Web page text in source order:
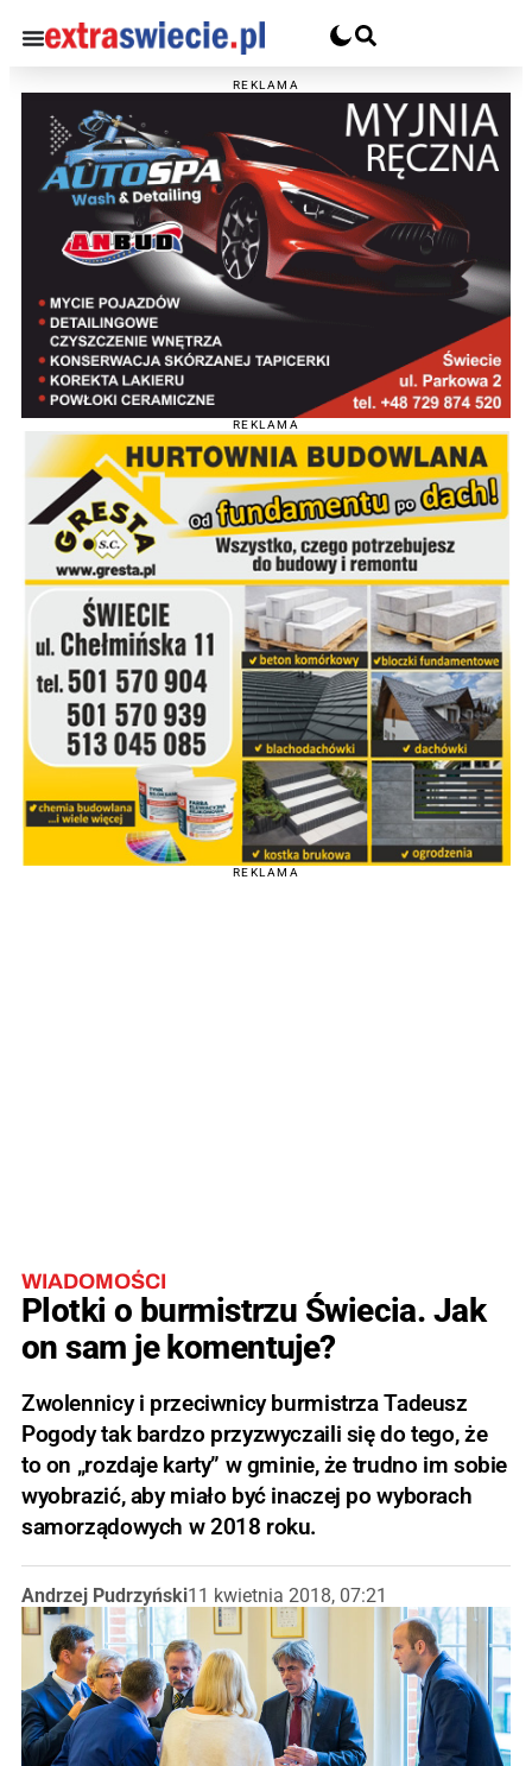
REKLAMA
REKLAMA
REKLAMA
WIADOMOŚCI
Plotki o burmistrzu Świecia. Jak
on sam je komentuje?
Zwolennicy i przeciwnicy burmistrza Tadeusz
Pogody tak bardzo przyzwyczaili się do tego, że
to on „rozdaje karty” w gminie, że trudno im sobie
wyobrazić, aby miało być inaczej po wyborach
samorządowych w 2018 roku.
Andrzej Pudrzyński11 kwietnia 2018, 07:21